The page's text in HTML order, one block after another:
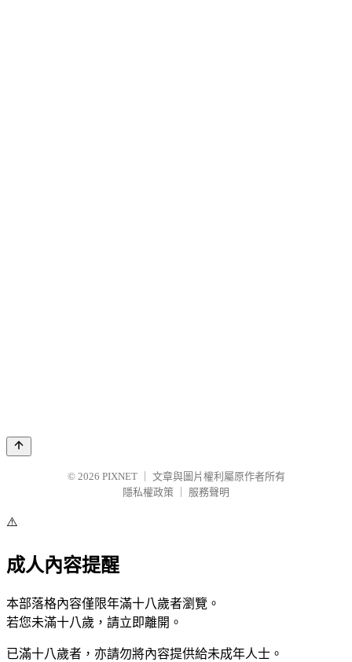
© 2026 PIXNET
文章與圖片權利屬原作者所有
隱私權政策
服務聲明
⚠️
成人內容提醒
本部落格內容僅限年滿十八歲者瀏覽。
若您未滿十八歲，請立即離開。
已滿十八歲者，亦請勿將內容提供給未成年人士。